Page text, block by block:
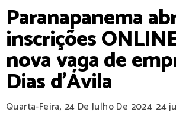
Paranapanema
inscrições
nova vaga de
Dias d'Ávila
Quarta-Feira, 24 De Julho De 2024 24